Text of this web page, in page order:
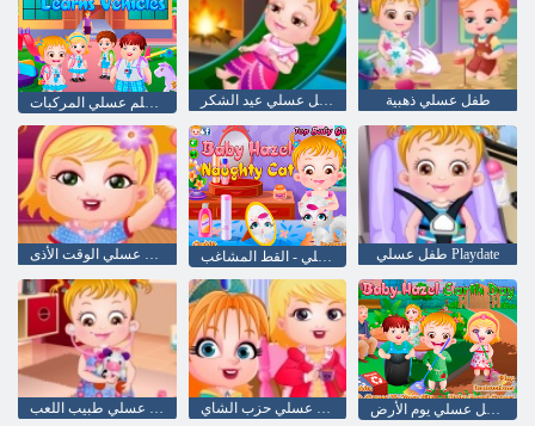
طفل عسلي عيد الشكر طفل عسلي ذهبية
طفل عسلي الوقت الأذى طفل عسلي Playdate
طفل عسلي طبيب اللعب طفل عسلي حزب الشاي طفل عسلي يوم الأرض